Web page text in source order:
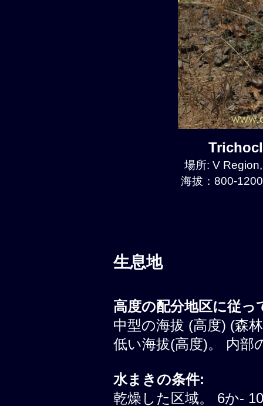
場所: V
海拔：800-
生息地
高度の配分地区に従っ
中型の海拔 (高度) (森
低い海拔(高度)。 内部
水まきの条件:
乾燥した区域。 6か-